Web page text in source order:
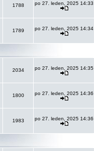
1788 po 27. leden, 2025 14:33
1789 po 27. leden, 2025 14:34
2034 po 27. leden, 2025 14:35
1800 po 27. leden, 2025 14:36
1983 po 27. leden, 2025 14:36